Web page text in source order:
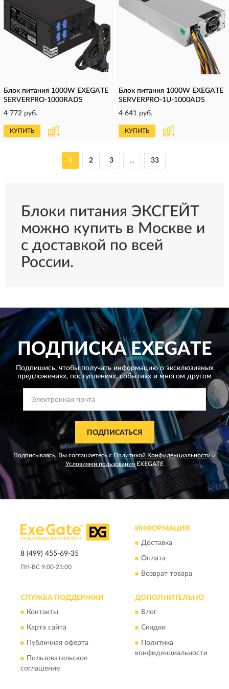
Блок питания 1000W EXEGATE
SERVERPRO-1000RADS
4 772 руб.
КУПИТЬ
Блок питания 1000W EXEGATE
SERVERPRO-1U-1000ADS
4 641 руб.
КУПИТЬ
1 2 3 ... 33
Блоки питания ЭКСГЕЙТ
можно купить в Москве и
с доставкой по всей
России.
ПОДПИСКАEXEGATE
Подпишись, чтобы получать информацию о эксклюзивных
предложениях, поступлениях, событиях и многом другом
ПОДПИСАТЬСЯ
Подписываясь, Вы соглашаетесь сПолитикой Конфиденциальности и
Условиями пользованияEXEGATE
8 (499) 455-69-35
ПН-ВС 9:00-21:00
ИНФОРМАЦИЯ
Доставка
Оплата
Возврат товара
СЛУЖБА ПОДДЕРЖКИ
Контакты
Карта сайта
Публичная оферта
Пользовательское
соглашение
ДОПОЛНИТЕЛЬНО
Блог
Скидки
Политика
конфиденциальности